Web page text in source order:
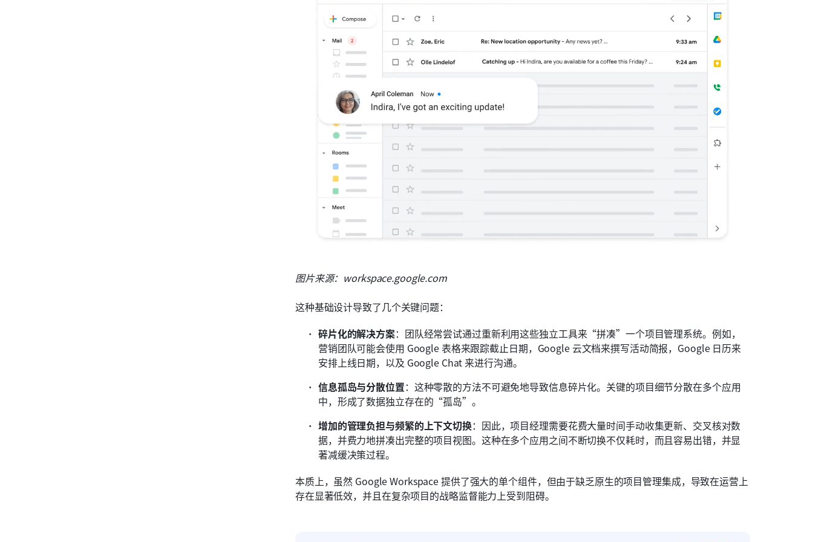
图片来源：workspace.google.com
这种基础设计导致了几个关键问题：
碎片化的解决方案：团队经常尝试通过重新利用这些独立工具来“拼凑”一个项目管理系统。例如，
营销团队可能会使用 Google 表格来跟踪截止日期，Google 云文档来撰写活动简报，Google 日历来
安排上线日期，以及 Google Chat 来进行沟通。
信息孤岛与分散位置：这种零散的方法不可避免地导致信息碎片化。关键的项目细节分散在多个应用
中，形成了数据独立存在的“孤岛”。
增加的管理负担与频繁的上下文切换：因此，项目经理需要花费大量时间手动收集更新、交叉核对数
据，并费力地拼凑出完整的项目视图。这种在多个应用之间不断切换不仅耗时，而且容易出错，并显
著减缓决策过程。
本质上，虽然 Google Workspace 提供了强大的单个组件，但由于缺乏原生的项目管理集成，导致在运营上
存在显著低效，并且在复杂项目的战略监督能力上受到阻碍。